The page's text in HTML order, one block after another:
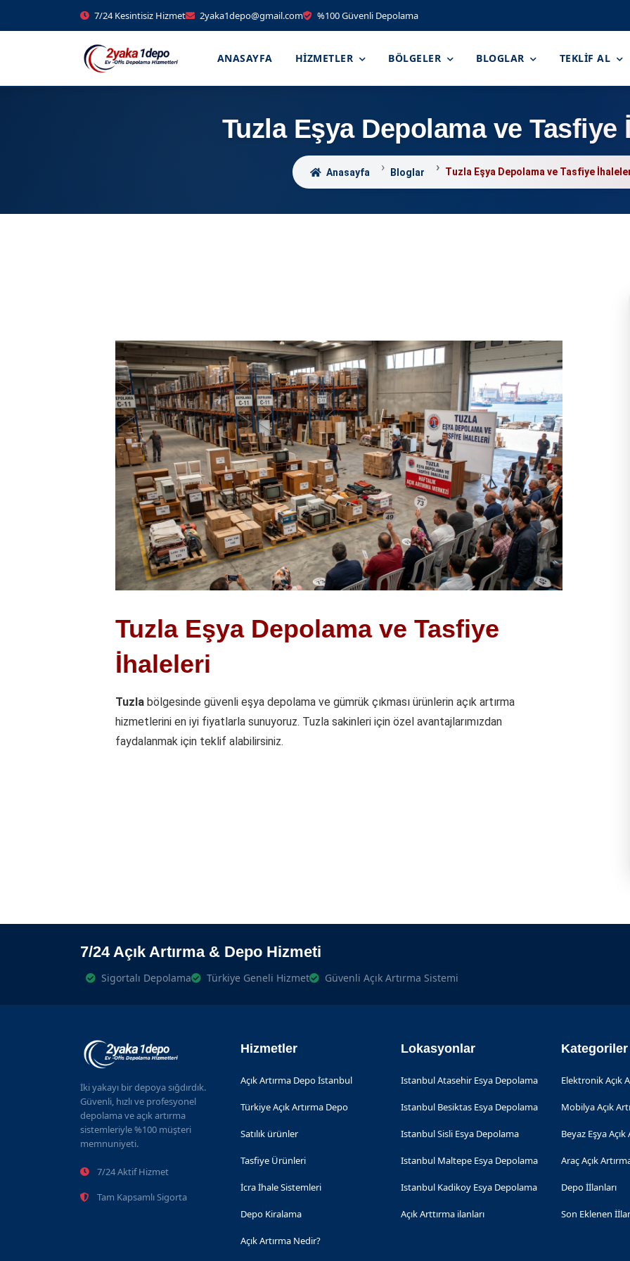
7/24 Kesintisiz Hizmet 2yaka1depo@gmail.com %100 Güvenli Depolama
ANASAYFA HIZMETLER BÖLGELER BLOGLAR TEKLIF AL
Tuzla Eşya Depolama ve Tasfiye
Anasayfa Bloglar Tuzla Eşya Depolama ve Tasfiye
Tuzla Eşya Depolama ve Tasfiye
İhaleleri
Tuzla bölgesinde güvenli eşya depolama ve gümrük çıkması ürünlerin açık artırma
hizmetlerini en iyi fiyatlarla sunuyoruz. Tuzla sakinleri için özel avantajlarımızdan
faydalanmak için teklif alabilirsiniz.
7/24 Açık Artırma & Depo Hizmeti
Sigortalı Depolama Türkiye Geneli Hizmet Güvenli Açık Artırma Sistemi
İki yakayı bir depoya sığdırdık.
Güvenli, hızlı ve profesyonel
depolama ve açık artırma
sistemleriyle %100 müşteri
memnuniyeti.
7/24 Aktif Hizmet
Tam Kapsamlı Sigorta
Hizmetler
Açık Artırma Depo İstanbul
Türkiye Açık Artırma Depo
Satılık ürünler
Tasfiye Ürünleri
İcra İhale Sistemleri
Depo Kiralama
Açık Artırma Nedir?
Lokasyonlar
Istanbul Atasehir Esya Depolama
Istanbul Besiktas Esya Depolama
Istanbul Sisli Esya Depolama
Istanbul Maltepe Esya Depolama
Istanbul Kadikoy Esya Depolama
Açık Arttırma ilanları
Kategoriler
Elektronik Açık
Mobilya Açık
Beyaz Eşya Açık
Araç Açık
Depo İİlanları
Son Eklenen